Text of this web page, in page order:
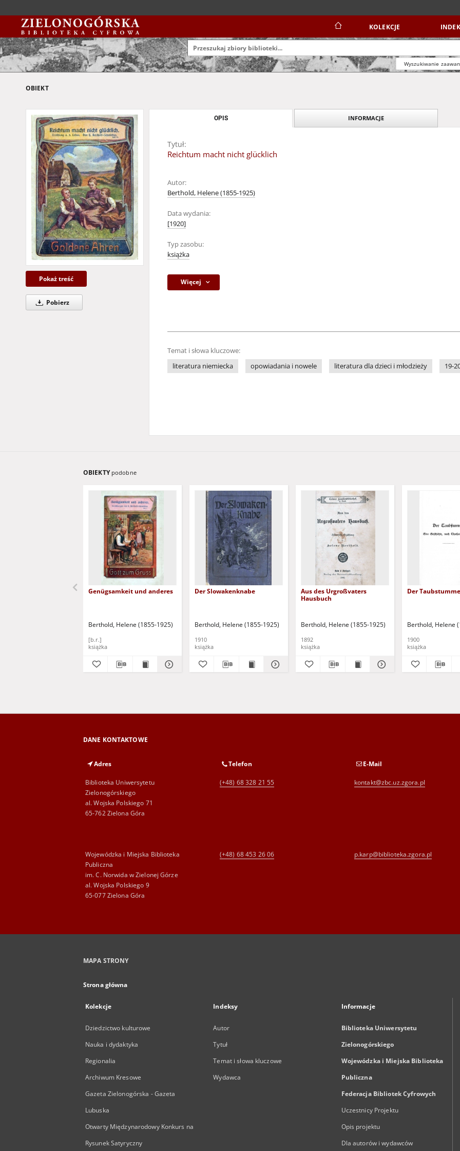
KOLEKCJE
Wyszukiwanie
OBIEKT
Pokaż treść
Pobierz
OPIS INFORMACJE
Tytuł:
Reichtum macht nicht glücklich
Autor:
Berthold, Helene (1855-1925)
Data wydania:
[1920]
Typ zasobu:
książka
Więcej
Temat i słowa kluczowe:
literatura niemiecka
opowiadania i nowele literatura dla dzieci i młodzieży 19-
OBIEKTY podobne
Genügsamkeit und anderes
Berthold, Helene (1855-1925)
[b.r.]
książka
Der Slowakenknabe
Berthold, Helene (1855-1925)
1910
książka
Aus des Urgroßvaters
Hausbuch
Berthold, Helene (1855-1925)
1892
książka
Der Taubstumme
Berthold, Helene
1900
książka
DANE KONTAKTOWE
Adres
Biblioteka Uniwersytetu
Zielonogórskiego
al. Wojska Polskiego 71
65-762 Zielona Góra
Telefon
(+48) 68 328 21 55
E-Mail
kontakt@zbc.uz.zgora.pl
Wojewódzka i Miejska Biblioteka
Publiczna
im. C. Norwida w Zielonej Górze
al. Wojska Polskiego 9
65-077 Zielona Góra
(+48) 68 453 26 06 p.karp@biblioteka.zgora.pl
MAPA STRONY
Strona główna
Kolekcje
Dziedzictwo kulturowe
Nauka i dydaktyka
Regionalia
Archiwum Kresowe
Gazeta Zielonogórska - Gazeta
Lubuska
Otwarty Międzynarodowy Konkurs na
Rysunek Satyryczny
Indeksy
Autor
Tytuł
Temat i słowa kluczowe
Wydawca
Informacje
Biblioteka Uniwersytetu
Zielonogórskiego
Wojewódzka i Miejska Biblioteka
Publiczna
Federacja Bibliotek Cyfrowych
Uczestnicy Projektu
Opis projektu
Dla autorów i wydawców